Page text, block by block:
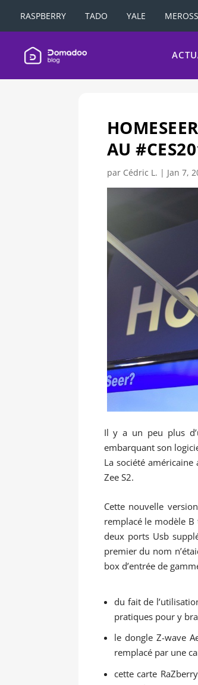
RASPBERRY TADO YALE MEROSS
AU
par Cédric L. | Jan 7,
Il y a un peu plus
embarquant son
La société
Zee S2.
Cette nouvelle
remplacé le modèle
deux ports Usb
premier du nom
box d’entrée de
du fait de
pratiques pour y
le dongle Z-wave
remplacé par une
cette carte